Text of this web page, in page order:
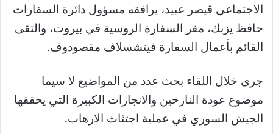
الاجتماعي قيصر عبيد، يرافقه مسؤول دائرة السفارات
حافظ يزبك، مقر السفارة الروسية في بيروت، والتقى
القائم بأعمال السفارة فيتشسلاف مقصودوف.
جرى خلال اللقاء بحث عدد من المواضيع لا سيما
موضوع عودة النازحين والانجازات الكبيرة التي يحققها
الجيش السوري في عملية اجتثاث الارهاب.